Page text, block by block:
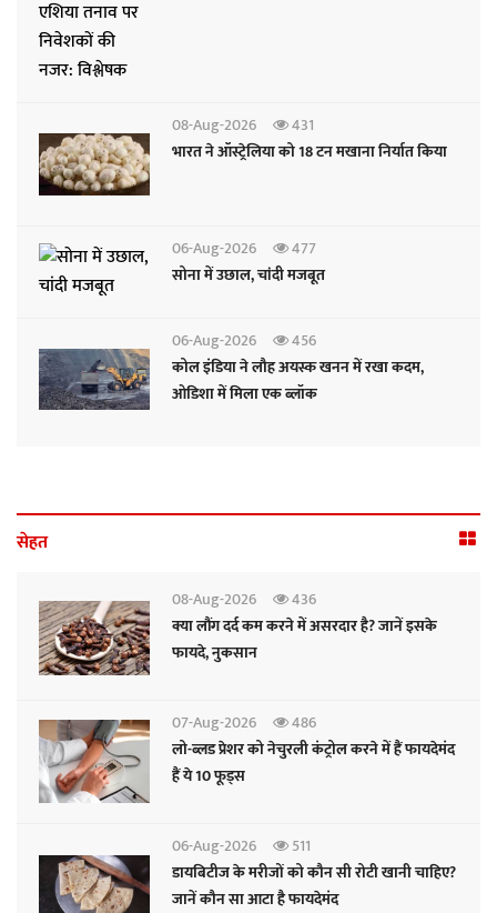
08-Aug-2026
431
भारत ने ऑस्ट्रेलिया को 18 टन मखाना निर्यात किया
06-Aug-2026
477
सोना में उछाल, चांदी मजबूत
06-Aug-2026
456
कोल इंडिया ने लौह अयस्क खनन में रखा कदम,
ओडिशा में मिला एक ब्लॉक
सेहत
08-Aug-2026
436
क्या लौंग दर्द कम करने में असरदार है? जानें इसके
फायदे, नुकसान
07-Aug-2026
486
लो-ब्लड प्रेशर को नेचुरली कंट्रोल करने में हैं फायदेमंद
हैं ये 10 फूड्स
06-Aug-2026
511
डायबिटीज के मरीजों को कौन सी रोटी खानी चाहिए?
जानें कौन सा आटा है फायदेमंद